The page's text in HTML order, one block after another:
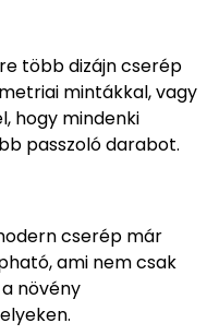
több dizájn cserép
mintákkal, vagy
hogy mindenki
passzoló darabot.
cserép már
ami nem csak
növény